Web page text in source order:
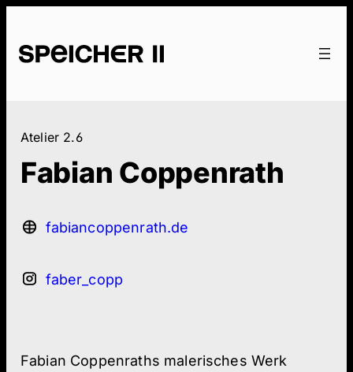
Atelier 2.6
Fabian Coppenrath
fabiancoppenrath.de
faber_copp
Fabian Coppenraths malerisches Werk